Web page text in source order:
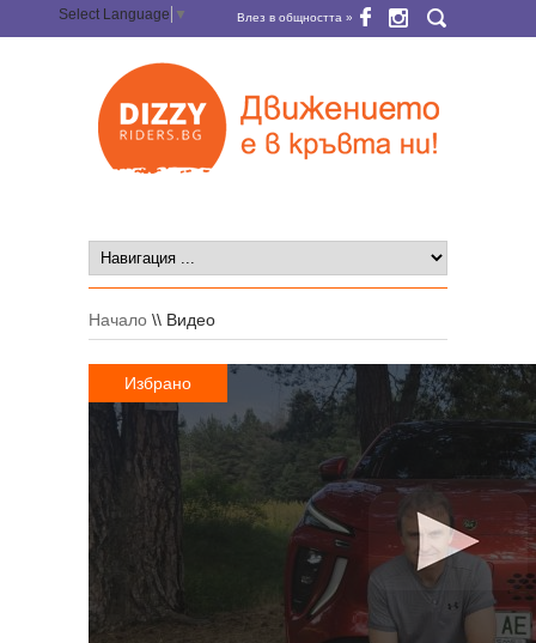
Select Language ▼ Влез в общността »
Начало \\ Видео
Избрано